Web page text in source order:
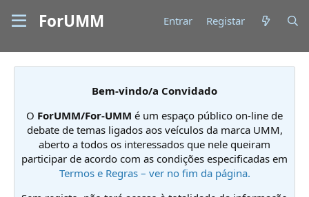
ForUMM Entrar Registar
Bem-vindo/a Convidado
O ForUMM/For-UMM é um espaço público on-line de
debate de temas ligados aos veículos da marca UMM,
aberto a todos os interessados que nele queiram
participar de acordo com as condições especificadas em
Termos e Regras – ver no fim da página.